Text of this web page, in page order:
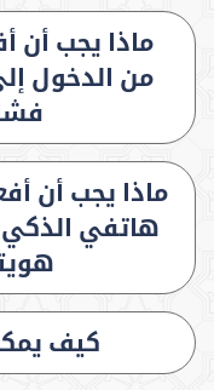
ماذا يجب أن
من الدخول
ماذا يجب أن
هاتفي
كيف